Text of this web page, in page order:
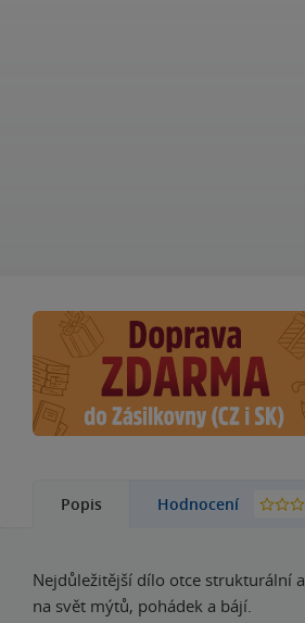
Popis Hodnocení
Nejdůležitější dílo otce strukturální
na svět mýtů, pohádek a bájí.